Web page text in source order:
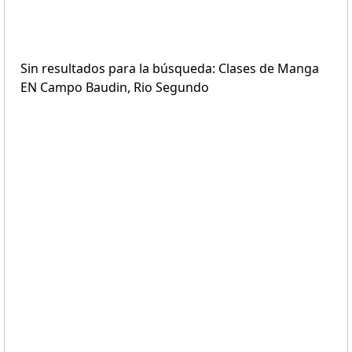
Sin resultados para la búsqueda: Clases de Manga
EN Campo Baudin, Rio Segundo